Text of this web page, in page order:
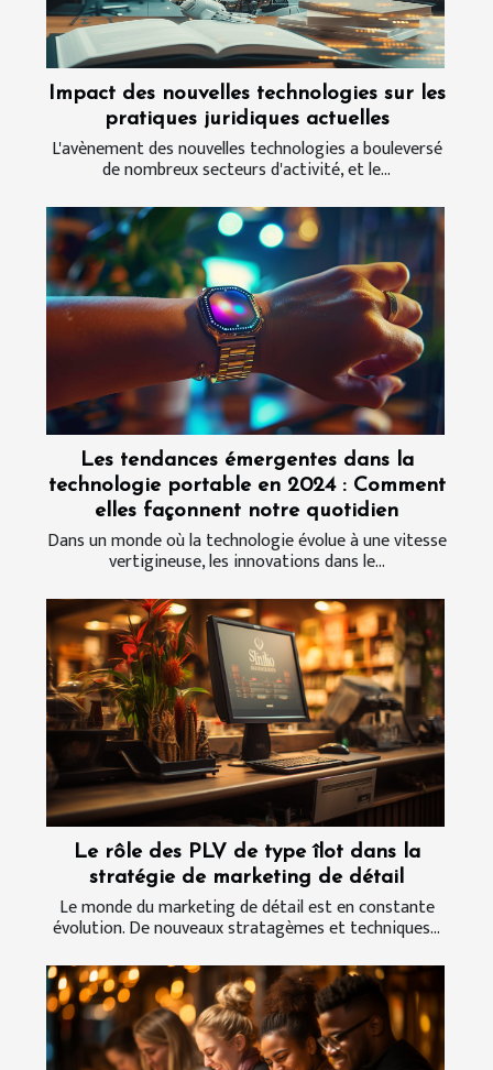
Impact des nouvelles technologies sur les
pratiques juridiques actuelles
L'avènement des nouvelles technologies a bouleversé
de nombreux secteurs d'activité, et le...
Les tendances émergentes dans la
technologie portable en 2024 : Comment
elles façonnent notre quotidien
Dans un monde où la technologie évolue à une vitesse
vertigineuse, les innovations dans le...
Le rôle des PLV de type îlot dans la
stratégie de marketing de détail
Le monde du marketing de détail est en constante
évolution. De nouveaux stratagèmes et techniques...